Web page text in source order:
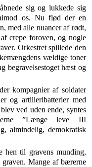
sig og luk­kede sig
os. Nu flød der en
med alle nuancer af rødt,
crepe foroven, og nogle
Orkestret spillede den
vældige toner
begra­velsestoget hæst og
kompagnier af soldater
og artilleribatterier med
ved uden ende, syntes
”Længe leve III
almindelig, demokratisk
hen til gravens munding,
Mange af bærerne